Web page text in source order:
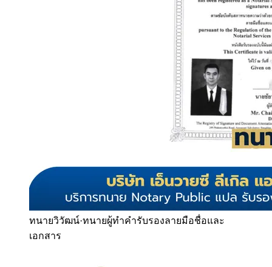
ทนายวิวัฒน์·ทนายผู้ทำคำรับรองลายมือชื่อและ
เอกสาร